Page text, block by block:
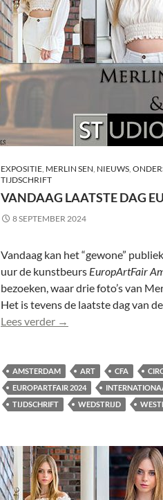
EXPOSITIE, MERLIN SEN, NIEUWS,
TIJDSCHRIFT
VANDAAG LAATSTE DAG
8 SEPTEMBER 2024
Vandaag kan het “gewone”
uur de kunstbeurs EuropArtFair
bezoeken, waar drie foto’s van
Het is tevens de laatste dag van
Lees verder Vandaag laatste dag
→
AMSTERDAM ART CFA
EUROPARTFAIR 2024
TIJDSCHRIFT
WEDSTRIJD